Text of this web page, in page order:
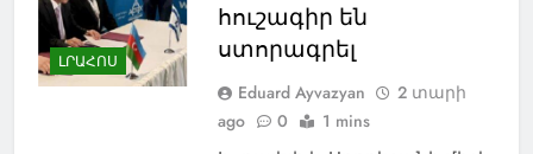
ԼՐԱՀՈՍ
հուշագիր են
ստորագրել
Eduard Ayvazyan
2 տարի
ago
0 1 mins